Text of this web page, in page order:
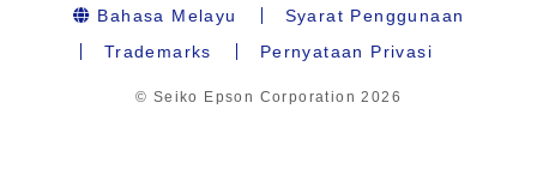
Bahasa Melayu
Syarat Penggunaan
Trademarks
Pernyataan Privasi
© Seiko Epson Corporation2026